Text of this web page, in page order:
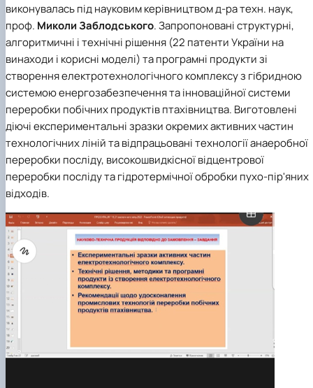
виконувалась під науковим керівництвом д-ра техн. наук,
проф. Миколи Заблодського. Запропоновані структурні,
алгоритмичні і технічні рішення (22 патенти України на
винаходи і корисні моделі) та програмні продукти зі
створення електротехнологічного комплексу з гібридною
системою енергозабезпечення та інноваційної системи
переробки побічних продуктів птахівництва. Виготовлені
діючі експериментальні зразки окремих активних частин
технологічних ліній та відпрацьовані технології анаеробної
переробки посліду, високошвидкісної відцентрової
переробки посліду та гідротермічної обробки пухо-пір'яних
відходів.